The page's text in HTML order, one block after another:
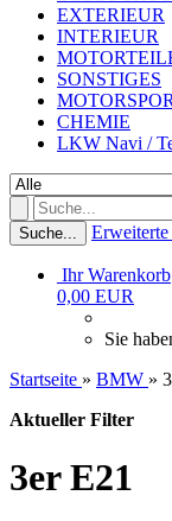
EXTERIEUR
INTERIEUR
SONSTIGES
CHEMIE
LKW Navi /
Suche... Erweiterte
Ihr Warenkorb
0,00 EUR
Sie
Startseite » BMW »
Aktueller Filter
3er E21